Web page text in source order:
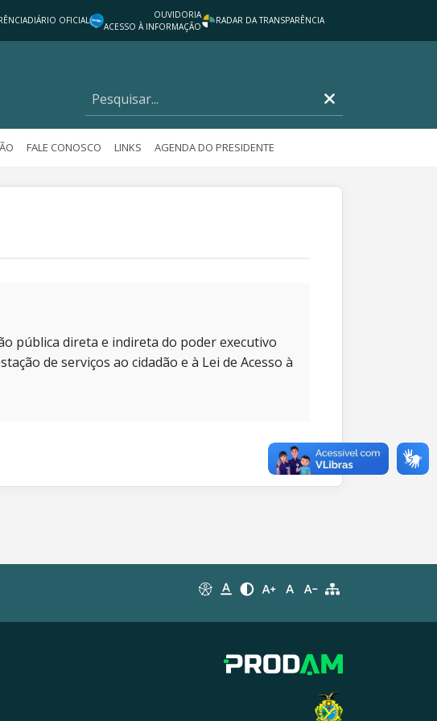
DIÁRIO OFICIAL
OUVIDORIA
ACESSO À INFORMAÇÃO
RADAR DA TRANSPARÊNCIA
FALE CONOSCO LINKS AGENDA DO PRESIDENTE
pública direta e indireta do poder executivo
de serviços ao cidadão e à Lei de Acesso à